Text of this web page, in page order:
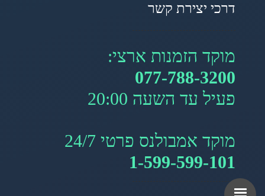
דרכי יצירת קשר
מוקד הזמנות ארצי:
077-788-3200
פעיל עד השעה 20:00
מוקד אמבולנס פרטי 24/7
1-599-599-101